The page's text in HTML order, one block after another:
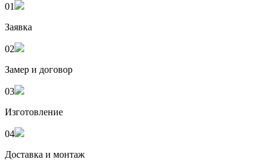
01
Заявка
02
Замер и договор
03
Изготовление
04
Доставка и монтаж